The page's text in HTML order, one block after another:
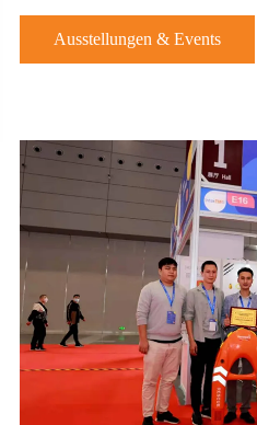
Ausstellungen & Events